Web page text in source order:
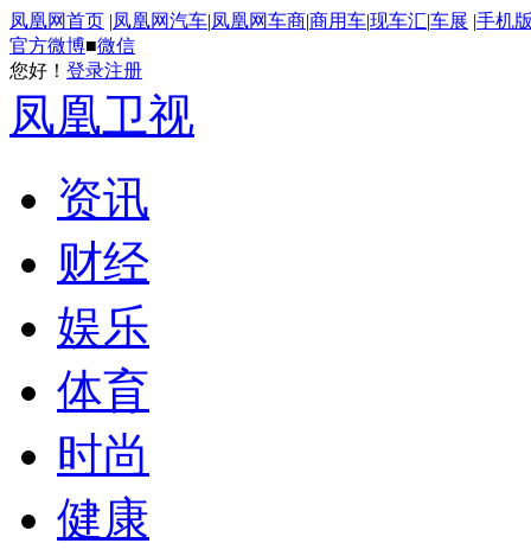
凤凰网首页 |凤凰网汽车|凤凰网车商|商用车|现车汇|车展 |手机
官方微博■微信
您好！ 登录注册
凤凰卫视
资讯
财经
娱乐
体育
时尚
健康